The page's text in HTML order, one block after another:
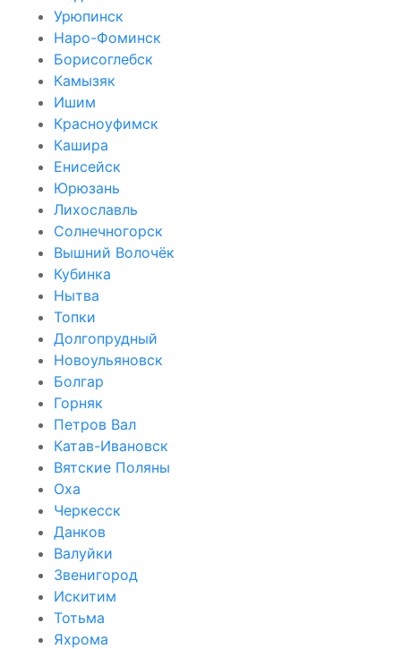
Урюпинск
Наро-Фоминск
Борисоглебск
Камызяк
Ишим
Красноуфимск
Кашира
Енисейск
Юрюзань
Лихославль
Солнечногорск
Вышний Волочёк
Кубинка
Нытва
Топки
Долгопрудный
Новоульяновск
Болгар
Горняк
Петров Вал
Катав-Ивановск
Вятские Поляны
Оха
Черкесск
Данков
Валуйки
Звенигород
Искитим
Тотьма
Яхрома